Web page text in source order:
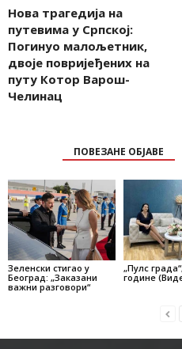
Нова трагедија на
путевима у Српској:
Погинуо малољетник,
двоје повријеђених на
путу Котор Варош-
Челинац
ПОВЕЗАНЕ ОБЈАВЕ
Зеленски стигао у
Београд: „Заказани
важни разговори“
„Пулс
године